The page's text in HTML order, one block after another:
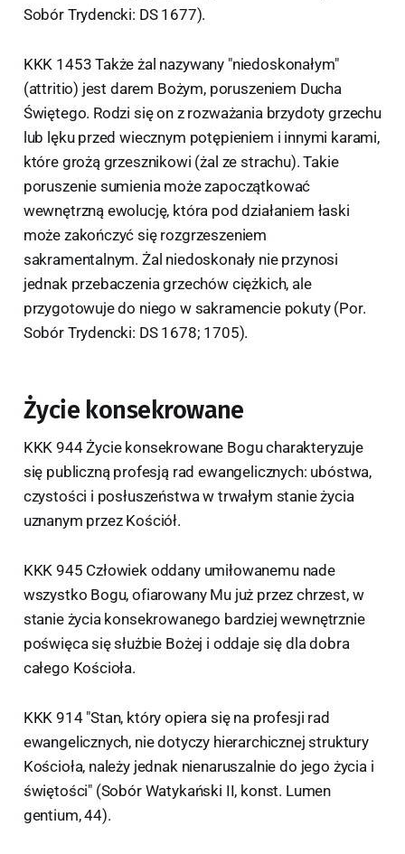
Sobór Trydencki: DS 1677).
KKK 1453 Także żal nazywany "niedoskonałym"
(attritio) jest darem Bożym, poruszeniem Ducha
Świętego. Rodzi się on z rozważania brzydoty grzechu
lub lęku przed wiecznym potępieniem i innymi karami,
które grożą grzesznikowi (żal ze strachu). Takie
poruszenie sumienia może zapoczątkować
wewnętrzną ewolucję, która pod działaniem łaski
może zakończyć się rozgrzeszeniem
sakramentalnym. Żal niedoskonały nie przynosi
jednak przebaczenia grzechów ciężkich, ale
przygotowuje do niego w sakramencie pokuty (Por.
Sobór Trydencki: DS 1678; 1705).
Życie konsekrowane
KKK 944 Życie konsekrowane Bogu charakteryzuje
się publiczną profesją rad ewangelicznych: ubóstwa,
czystości i posłuszeństwa w trwałym stanie życia
uznanym przez Kościół.
KKK 945 Człowiek oddany umiłowanemu nade
wszystko Bogu, ofiarowany Mu już przez chrzest, w
stanie życia konsekrowanego bardziej wewnętrznie
poświęca się służbie Bożej i oddaje się dla dobra
całego Kościoła.
KKK 914 "Stan, który opiera się na profesji rad
ewangelicznych, nie dotyczy hierarchicznej struktury
Kościoła, należy jednak nienaruszalnie do jego życia i
świętości" (Sobór Watykański II, konst. Lumen
gentium, 44).